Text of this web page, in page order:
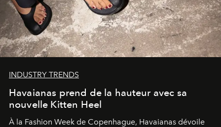
INDUSTRY TRENDS
Havaianas prend de la hauteur avec sa
nouvelle Kitten Heel
À la Fashion Week de Copenhague, Havaianas dévoile